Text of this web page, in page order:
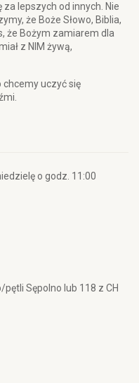
lepszych od innych. Nie
że Boże Słowo, Biblia,
że Bożym zamiarem dla
z NIM żywą,
chcemy uczyć się
o godz. 11:00
Sępolno lub 118 z CH